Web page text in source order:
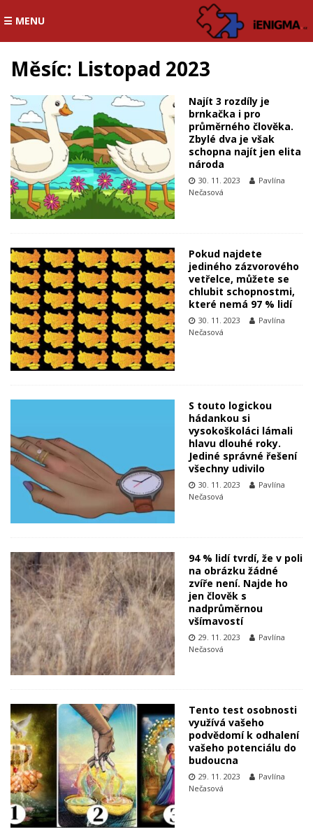
☰ MENU
Měsíc: Listopad 2023
Najít 3 rozdíly je
brnkačka i pro
průměrného člověka.
Zbylé dva je však
schopna najít jen elita
národa
30. 11. 2023
Pavlína
Nečasová
Pokud najdete
jediného zázvorového
vetřelce, můžete se
chlubit schopnostmi,
které nemá 97 % lidí
30. 11. 2023
Pavlína
Nečasová
S touto logickou
hádankou si
vysokoškoláci lámali
hlavu dlouhé roky.
Jediné správné řešení
všechny udivilo
30. 11. 2023
Pavlína
Nečasová
94 % lidí tvrdí, že v poli
na obrázku žádné
zvíře není. Najde ho
jen člověk s
nadprůměrnou
všímavostí
29. 11. 2023
Pavlína
Nečasová
Tento test osobnosti
využívá vašeho
podvědomí k odhalení
vašeho potenciálu do
budoucna
29. 11. 2023
Pavlína
Nečasová